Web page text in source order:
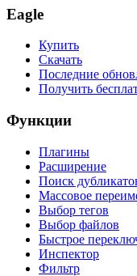
Eagle
Купить
Скачать
Последние
Получить
Функции
Плагины
Расширение
Поиск
Массовое
Выбор тегов
Выбор файлов
Быстрое
Инспектор
Фильтр